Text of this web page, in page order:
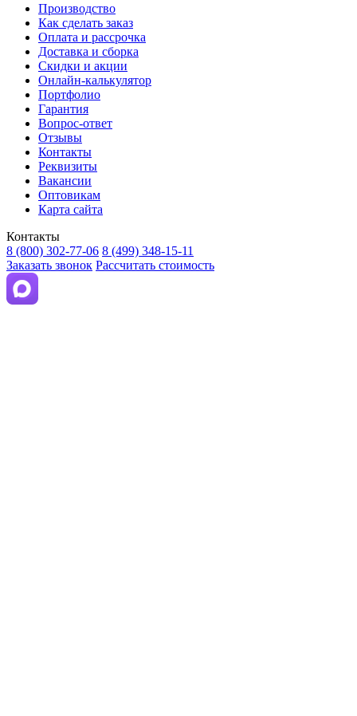
Производство
Как сделать заказ
Оплата и рассрочка
Доставка и сборка
Скидки и акции
Онлайн-калькулятор
Портфолио
Гарантия
Вопрос-ответ
Отзывы
Контакты
Реквизиты
Вакансии
Оптовикам
Карта сайта
Контакты
8 (800) 302-77-06 8 (499) 348-15-11
Заказать звонок Рассчитать стоимость